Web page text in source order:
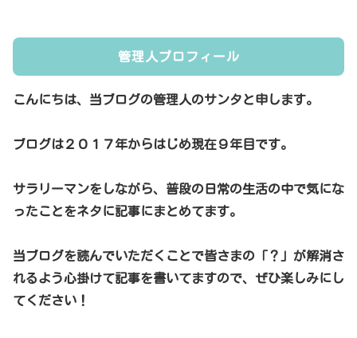
管理人プロフィール
こんにちは、当ブログの管理人のサンタと申します。
ブログは２０１７年からはじめ現在９年目です。
サラリーマンをしながら、普段の日常の生活の中で気にな
ったことをネタに記事にまとめてます。
当ブログを読んでいただくことで皆さまの「？」が解消さ
れるよう心掛けて記事を書いてますので、ぜひ楽しみにし
てください！